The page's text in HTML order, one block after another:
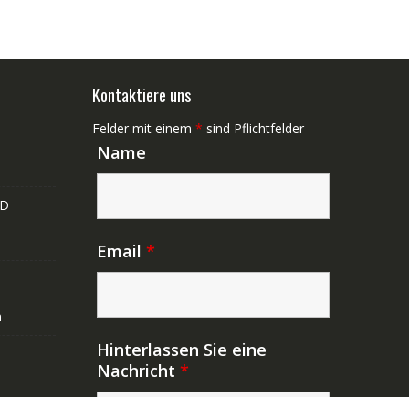
Kontaktiere uns
Felder mit einem * sind Pflichtfelder
Name
Email *
Hinterlassen Sie eine
Nachricht *